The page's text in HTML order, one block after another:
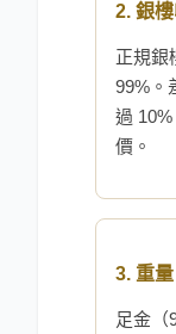
2. 銀
正規銀
99%。
過
價。
3. 重
足金（